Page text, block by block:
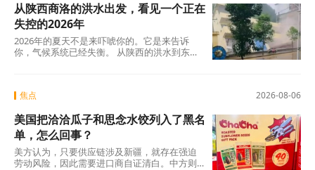
的人说每天都会在手机上接到此类电话。可以
说，全法国几乎找不到一个没被骚扰电话烦过
的人。
从陕西商洛的洪水出发，看见一个正在
失控的2026年
2026年的夏天不是来吓唬你的。它是来告诉
你，气候系统已经失衡。 从陕西的洪水到东北
2026-08-06
焦点
美国把洽洽瓜子和思念水饺列入了黑名
单，怎么回事？
美方认为，只要供应链涉及新疆，就存在强迫
劳动风险，因此需要进口商自证清白。中方则